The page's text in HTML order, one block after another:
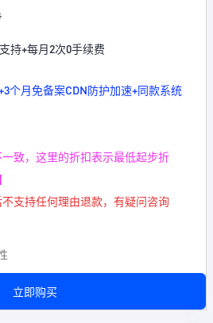
持+每月2次0手续费
个月免备案CDN防护加速+同款系统
一致，这里的折扣表示最低起步折
不支持任何理由退款，有疑问咨询
立即购买